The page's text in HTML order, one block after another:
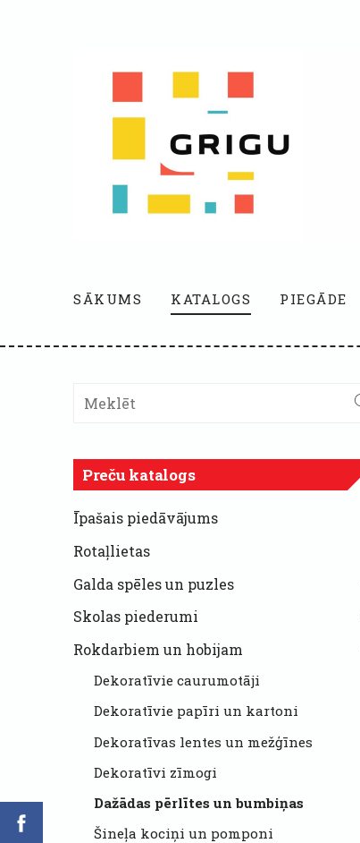
SĀKUMS KATALOGS PIEGĀDE
Preču katalogs
Īpašais piedāvājums
Rotaļlietas
Galda spēles un puzles
Skolas piederumi
Rokdarbiem un hobijam
Dekoratīvie caurumotāji
Dekoratīvie papīri un kartoni
Dekoratīvas lentes un mežģīnes
Dekoratīvi zīmogi
Dažādas pērlītes un bumbiņas
Šineļa kociņi un pomponi